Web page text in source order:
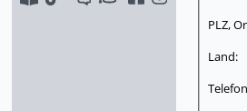
PLZ,
Land: